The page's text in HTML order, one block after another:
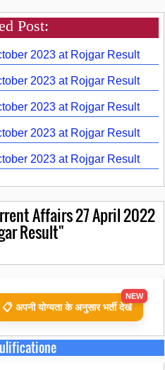
Post:
2023 at Rojgar Result
2023 at Rojgar Result
2023 at Rojgar Result
2023 at Rojgar Result
2023 at Rojgar Result
Affairs 27 April 2022
Result"
📋 अपनी योग्यता के अनुसार भर्ती देखें
NEW